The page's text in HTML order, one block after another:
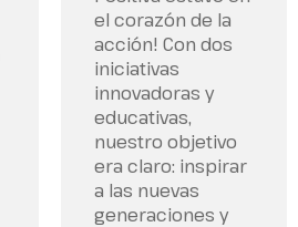
el corazón de la
acción! Con dos
iniciativas
innovadoras y
educativas,
nuestro objetivo
era claro: inspirar
a las nuevas
generaciones y